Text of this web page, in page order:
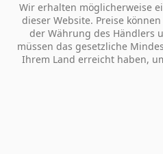
Wir erhalten möglicherweise
dieser Website. Preise
der Währung des Händlers
müssen das gesetzliche
Ihrem Land erreicht haben,